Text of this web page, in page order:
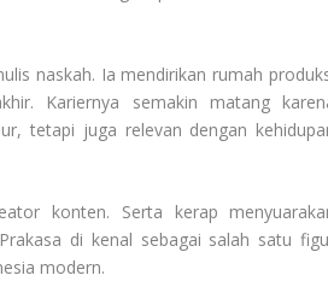
naskah. Ia mendirikan rumah
Kariernya semakin matang
tetapi juga relevan dengan
konten. Serta kerap
di kenal sebagai salah satu
modern.